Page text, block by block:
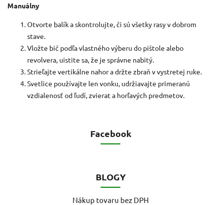
Manuálny
Otvorte balík a skontrolujte, či sú všetky rasy v dobrom
stave.
Vložte bič podľa vlastného výberu do pištole alebo
revolvera, uistite sa, že je správne nabitý.
Strieľajte vertikálne nahor a držte zbraň v vystretej ruke.
Svetlice používajte len vonku, udržiavajte primeranú
vzdialenosť od ľudí, zvierat a horľavých predmetov.
Facebook
BLOGY
Nákup tovaru bez DPH